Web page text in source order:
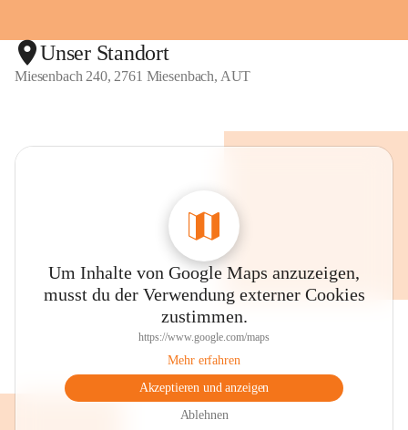
Unser Standort
Miesenbach 240, 2761 Miesenbach, AUT
Um Inhalte von Google Maps anzuzeigen,
musst du der Verwendung externer Cookies
zustimmen.
https://www.google.com/maps
Mehr erfahren
Akzeptieren und anzeigen
Ablehnen